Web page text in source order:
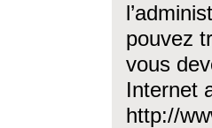
pouvez
vous
Internet
http://